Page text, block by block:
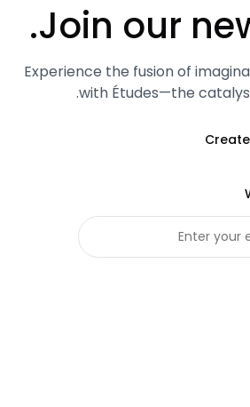
Join our
Experience the fusion of
with Études—the